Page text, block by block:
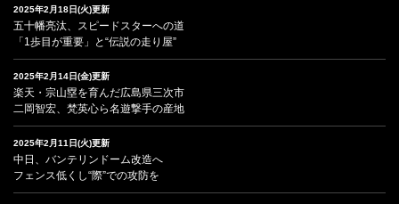
2025年2月18日(火)更新
五十幡亮汰、スピードスターへの道
「1歩目が重要」と“伝説の走り屋”
2025年2月14日(金)更新
楽天・宗山塁を育んだ広島県三次市
二岡智宏、梵英心ら名遊撃手の産地
2025年2月11日(火)更新
中日、バンテリンドーム改造へ
フェンス低くし“際”での攻防を